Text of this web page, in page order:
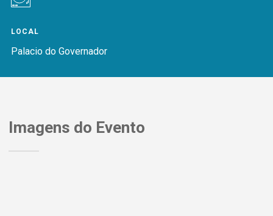
LOCAL
Palacio do Governador
Imagens do Evento